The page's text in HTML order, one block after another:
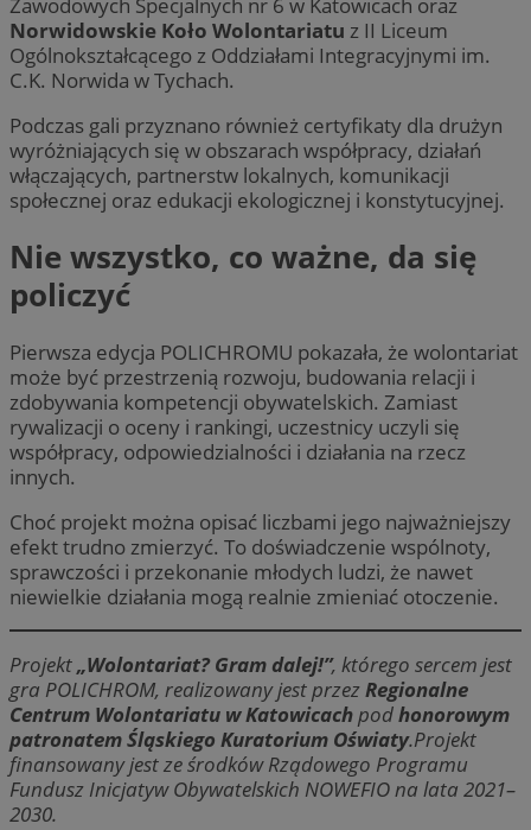
Norwidowskie Koło Wolontariatu z II Liceum
Ogólnokształcącego z Oddziałami Integracyjnymi im.
C.K. Norwida w Tychach.
Podczas gali przyznano również certyfikaty dla drużyn
wyróżniających się w obszarach współpracy, działań
włączających, partnerstw lokalnych, komunikacji
społecznej oraz edukacji ekologicznej i konstytucyjnej.
Nie wszystko, co ważne, da się
policzyć
Pierwsza edycja POLICHROMU pokazała, że wolontariat
może być przestrzenią rozwoju, budowania relacji i
zdobywania kompetencji obywatelskich. Zamiast
rywalizacji o oceny i rankingi, uczestnicy uczyli się
współpracy, odpowiedzialności i działania na rzecz
innych.
Choć projekt można opisać liczbami jego najważniejszy
efekt trudno zmierzyć. To doświadczenie wspólnoty,
sprawczości i przekonanie młodych ludzi, że nawet
niewielkie działania mogą realnie zmieniać otoczenie.
Projekt„Wolontariat? Gram dalej!”, którego sercem jest
gra POLICHROM, realizowany jest przezRegionalne
Centrum Wolontariatu w Katowicachpodhonorowym
patronatem Śląskiego Kuratorium Oświaty.Projekt
finansowany jest ze środków Rządowego Programu
Fundusz Inicjatyw Obywatelskich NOWEFIO na lata 2021–
2030.